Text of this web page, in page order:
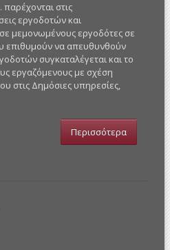
στις
εργοδοτών και
μεμονωμένους εργοδότες σε
επιθυμούν να απευθυνθούν
συγκαταλέγεται και το
εργαζόμενους με σχέση
στις Δημόσιες υπηρεσίες,
Περισσότερα